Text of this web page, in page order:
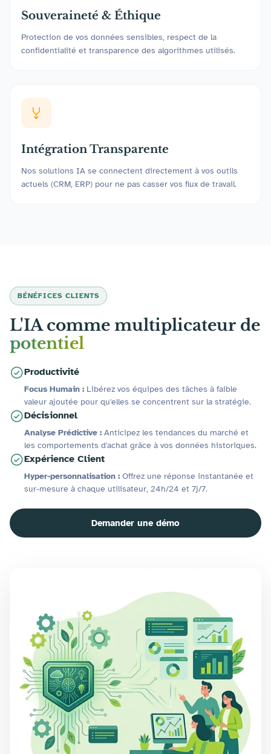
Souveraineté & Éthique
Protection de vos données sensibles, respect de la
confidentialité et transparence des algorithmes utilisés.
Intégration Transparente
Nos solutions IA se connectent directement à vos outils
actuels (CRM, ERP) pour ne pas casser vos flux de travail.
BÉNÉFICES CLIENTS
L'IA comme multiplicateur de
potentiel
Productivité
Focus Humain : Libérez vos équipes des tâches à faible
valeur ajoutée pour qu'elles se concentrent sur la stratégie.
Décisionnel
Analyse Prédictive : Anticipez les tendances du marché et
les comportements d'achat grâce à vos données historiques.
Expérience Client
Hyper-personnalisation : Offrez une réponse instantanée et
sur-mesure à chaque utilisateur, 24h/24 et 7j/7.
Demander une démo